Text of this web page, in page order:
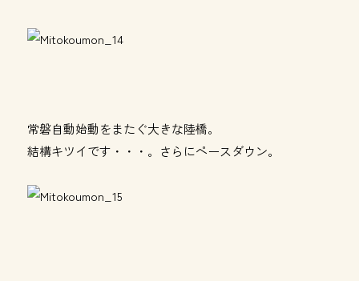
常磐自動始動をまたぐ大きな陸橋。
結構キツイです・・・。さらにペースダウン。